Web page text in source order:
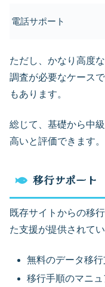
電話サポート
ただし、かなり高度
調査が必要なケース
もあります。
総じて、基礎から中
高いと評価できます。
移行サポート
既存サイトからの移
た支援が提供されて
無料のデータ移行
移行手順のマニ